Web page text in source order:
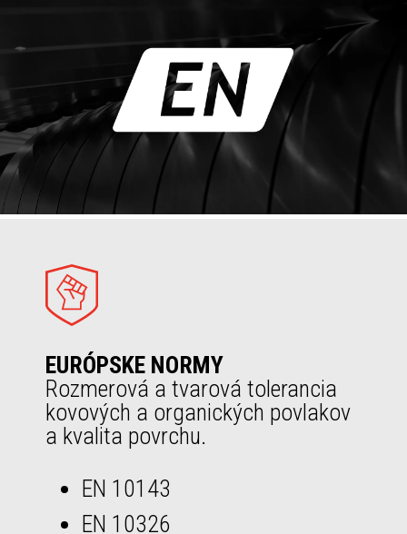
EURÓPSKE NORMY
Rozmerová a tvarová tolerancia
kovových a organických povlakov
a kvalita povrchu.
EN 10143
EN 10326